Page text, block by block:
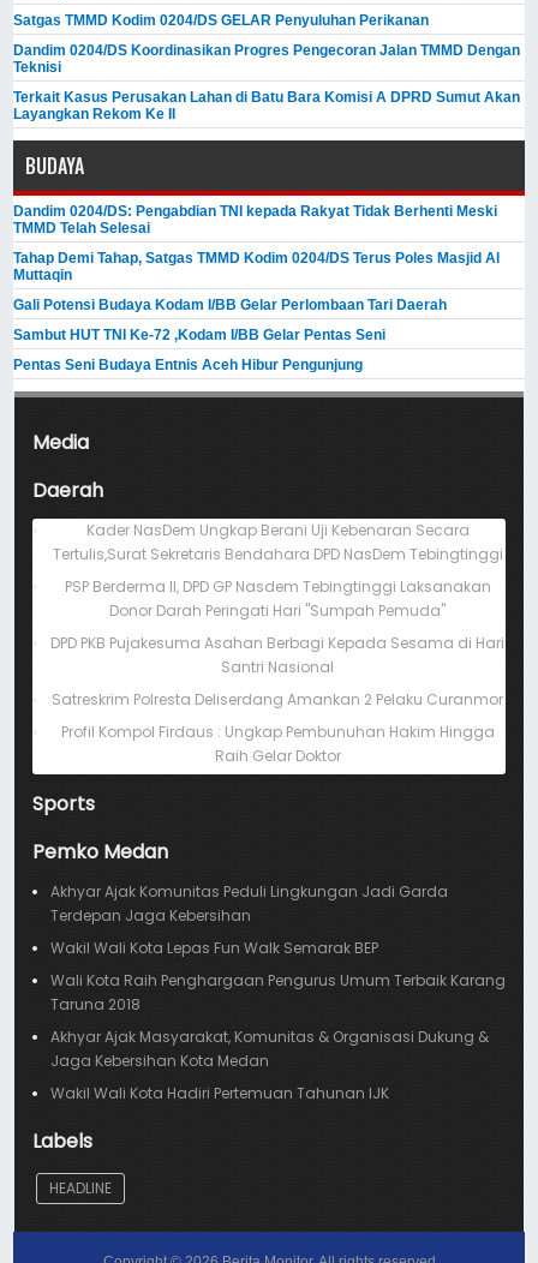
Satgas TMMD Kodim 0204/DS GELAR Penyuluhan Perikanan
Dandim 0204/DS Koordinasikan Progres Pengecoran Jalan TMMD Dengan
Teknisi
Terkait Kasus Perusakan Lahan di Batu Bara Komisi A DPRD Sumut Akan
Layangkan Rekom Ke II
BUDAYA
Dandim 0204/DS: Pengabdian TNI kepada Rakyat Tidak Berhenti Meski ​
TMMD Telah Selesai
Tahap Demi Tahap, Satgas TMMD Kodim 0204/DS Terus Poles Masjid Al
Muttaqin
Gali Potensi Budaya Kodam I/BB Gelar Perlombaan Tari Daerah
Sambut HUT TNI Ke-72 ,Kodam I/BB Gelar Pentas Seni
Pentas Seni Budaya Entnis Aceh Hibur Pengunjung
Media
Daerah
Kader NasDem Ungkap Berani Uji Kebenaran Secara
Tertulis,Surat Sekretaris Bendahara DPD NasDem Tebingtinggi
PSP Berderma II, DPD GP Nasdem Tebingtinggi Laksanakan
Donor Darah Peringati Hari "Sumpah Pemuda"
DPD PKB Pujakesuma Asahan Berbagi Kepada Sesama di Hari
Santri Nasional
Satreskrim Polresta Deliserdang Amankan 2 Pelaku Curanmor
Profil Kompol Firdaus : Ungkap Pembunuhan Hakim Hingga
Raih Gelar Doktor
Sports
Pemko Medan
Akhyar Ajak Komunitas Peduli Lingkungan Jadi Garda
Terdepan Jaga Kebersihan
Wakil Wali Kota Lepas Fun Walk Semarak BEP
Wali Kota Raih Penghargaan Pengurus Umum Terbaik Karang
Taruna 2018
Akhyar Ajak Masyarakat, Komunitas & Organisasi Dukung &
Jaga Kebersihan Kota Medan
Wakil Wali Kota Hadiri Pertemuan Tahunan IJK
Labels
HEADLINE